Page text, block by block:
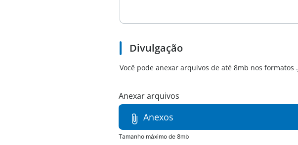
Divulgação
Você pode anexar arquivos de até 8mb nos
Anexos